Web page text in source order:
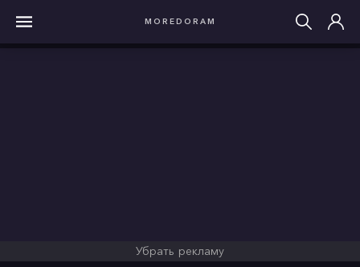
MOREDORAM
Убрать рекламу